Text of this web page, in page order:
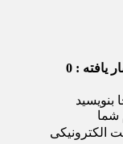
یافته : 0
بنویسید
شما
الکترونیکی